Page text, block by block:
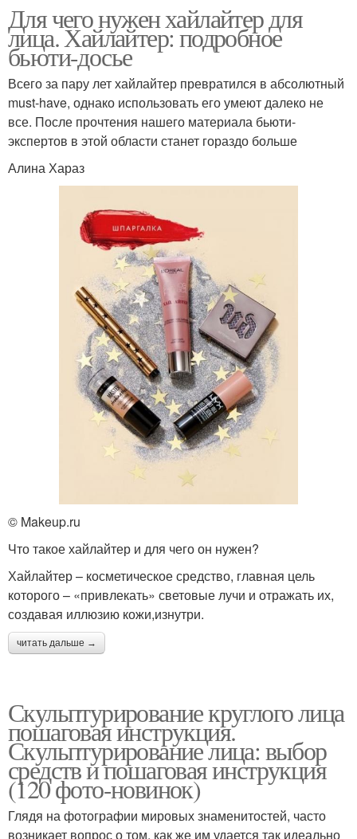
Для чего нужен хайлайтер для
лица. Хайлайтер: подробное
бьюти-досье
Всего за пару лет хайлайтер превратился в абсолютный
must-have, однако использовать его умеют далеко не
все. После прочтения нашего материала бьюти-
экспертов в этой области станет гораздо больше
Алина Хараз
© Makeup.ru
Что такое хайлайтер и для чего он нужен?
Хайлайтер – косметическое средство, главная цель
которого – «привлекать» световые лучи и отражать их,
создавая иллюзию кожи,изнутри.
читать дальше →
Скульптурирование круглого лица
пошаговая инструкция.
Скульптурирование лица: выбор
средств и пошаговая инструкция
(120 фото-новинок)
Глядя на фотографии мировых знаменитостей, часто
возникает вопрос о том, как же им удается так идеально